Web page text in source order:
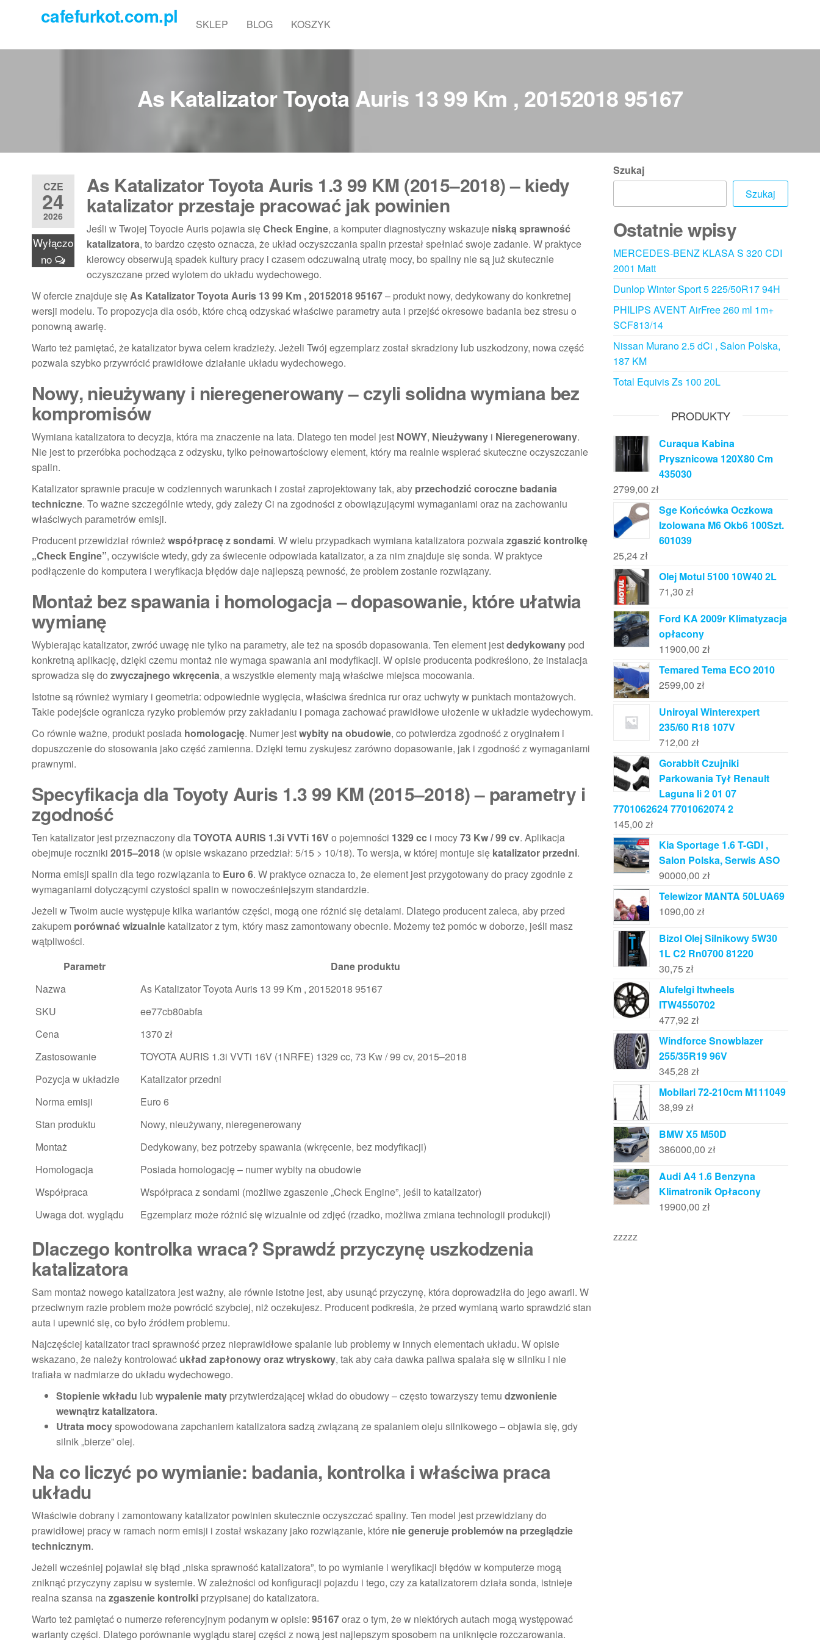
cafefurkot.com.pl SKLEP BLOG KOSZYK
As Katalizator Toyota Auris 13 99 Km , 20152018 95167
CZE
24
2026
Wyłączo
no
As Katalizator Toyota Auris 1.3 99 KM (2015–2018) – kiedy
katalizator przestaje pracować jak powinien
Jeśli w Twojej Toyocie Auris pojawia sięCheck Engine, a komputer diagnostyczny wskazuje niską sprawność
katalizatora, to bardzo często oznacza, że układ oczyszczania spalin przestał spełniać swoje zadanie. W praktyce
kierowcy obserwują spadek kultury pracy i czasem odczuwalną utratę mocy, bo spaliny nie są już skutecznie
oczyszczane przed wylotem do układu wydechowego.
W ofercie znajduje sięAs Katalizator Toyota Auris 13 99 Km , 20152018 95167– produkt nowy, dedykowany do konkretnej
wersji modelu. To propozycja dla osób, które chcą odzyskać właściwe parametry auta i przejść okresowe badania bez stresu o
ponowną awarię.
Warto też pamiętać, że katalizator bywa celem kradzieży. Jeżeli Twój egzemplarz został skradziony lub uszkodzony, nowa część
pozwala szybko przywrócić prawidłowe działanie układu wydechowego.
Nowy, nieużywany i nieregenerowany – czyli solidna wymiana bez
kompromisów
Wymiana katalizatora to decyzja, która ma znaczenie na lata. Dlatego ten model jest NOWY, Nieużywany i Nieregenerowany.
Nie jest to przeróbka pochodząca z odzysku, tylko pełnowartościowy element, który ma realnie wspierać skuteczne oczyszczanie
spalin.
Katalizator sprawnie pracuje w codziennych warunkach i został zaprojektowany tak, aby przechodzić coroczne badania
techniczne. To ważne szczególnie wtedy, gdy zależy Ci na zgodności z obowiązującymi wymaganiami oraz na zachowaniu
właściwych parametrów emisji.
Producent przewidział równieżwspółpracę z sondami. W wielu przypadkach wymiana katalizatora pozwalazgaszić kontrolkę
„Check Engine”, oczywiście wtedy, gdy za świecenie odpowiada katalizator, a za nim znajduje się sonda. W praktyce
podłączenie do komputera i weryfikacja błędów daje najlepszą pewność, że problem zostanie rozwiązany.
Montaż bez spawania i homologacja – dopasowanie, które ułatwia
wymianę
Wybierając katalizator, zwróć uwagę nie tylko na parametry, ale też na sposób dopasowania. Ten element jestdedykowany pod
konkretną aplikację, dzięki czemu montaż nie wymaga spawania ani modyfikacji. W opisie producenta podkreślono, że instalacja
sprowadza się do zwyczajnego wkręcenia, a wszystkie elementy mają właściwe miejsca mocowania.
Istotne są również wymiary i geometria: odpowiednie wygięcia, właściwa średnica rur oraz uchwyty w punktach montażowych.
Takie podejście ogranicza ryzyko problemów przy zakładaniu i pomaga zachować prawidłowe ułożenie w układzie wydechowym.
Co równie ważne, produkt posiada homologację. Numer jestwybity na obudowie, co potwierdza zgodność z oryginałem i
dopuszczenie do stosowania jako część zamienna. Dzięki temu zyskujesz zarówno dopasowanie, jak i zgodność z wymaganiami
prawnymi.
Specyfikacja dla Toyoty Auris 1.3 99 KM (2015–2018) – parametry i
zgodność
Ten katalizator jest przeznaczony dlaTOYOTA AURIS 1.3i VVTi 16Vo pojemności 1329 cc i mocy73 Kw / 99 cv. Aplikacja
obejmuje roczniki 2015–2018 (w opisie wskazano przedział: 5/15 > 10/18). To wersja, w której montuje się katalizator przedni.
Norma emisji spalin dla tego rozwiązania to Euro 6. W praktyce oznacza to, że element jest przygotowany do pracy zgodnie z
wymaganiami dotyczącymi czystości spalin w nowocześniejszym standardzie.
Jeżeli w Twoim aucie występuje kilka wariantów części, mogą one różnić się detalami. Dlatego producent zaleca, aby przed
zakupem porównać wizualnie katalizator z tym, który masz zamontowany obecnie. Możemy też pomóc w doborze, jeśli masz
wątpliwości.
Parametr
Dane produktu
Nazwa
As Katalizator Toyota Auris 13 99 Km , 20152018 95167
SKU
ee77cb80abfa
Cena
1370 zł
Zastosowanie
TOYOTA AURIS 1.3i VVTi 16V (1NRFE) 1329 cc, 73 Kw / 99 cv, 2015–2018
Pozycja w układzie
Katalizator przedni
Norma emisji
Euro 6
Stan produktu
Nowy, nieużywany, nieregenerowany
Montaż
Dedykowany, bez potrzeby spawania (wkręcenie, bez modyfikacji)
Homologacja
Posiada homologację – numer wybity na obudowie
Współpraca
Współpraca z sondami (możliwe zgaszenie „Check Engine”, jeśli to katalizator)
Uwaga dot. wyglądu
Egzemplarz może różnić się wizualnie od zdjęć (rzadko, możliwa zmiana technologii produkcji)
Dlaczego kontrolka wraca? Sprawdź przyczynę uszkodzenia
katalizatora
Sam montaż nowego katalizatora jest ważny, ale równie istotne jest, aby usunąć przyczynę, która doprowadziła do jego awarii. W
przeciwnym razie problem może powrócić szybciej, niż oczekujesz. Producent podkreśla, że przed wymianą warto sprawdzić stan
auta i upewnić się, co było źródłem problemu.
Najczęściej katalizator traci sprawność przez nieprawidłowe spalanie lub problemy w innych elementach układu. W opisie
wskazano, że należy kontrolować układ zapłonowy oraz wtryskowy, tak aby cała dawka paliwa spalała się w silniku i nie
trafiała w nadmiarze do układu wydechowego.
Stopienie wkładu lubwypalenie maty przytwierdzającej wkład do obudowy – często towarzyszy temu dzwonienie
wewnątrz katalizatora.
Utrata mocyspowodowana zapchaniem katalizatora sadzą związaną ze spalaniem oleju silnikowego – objawia się, gdy
silnik „bierze” olej.
Na co liczyć po wymianie: badania, kontrolka i właściwa praca
układu
Właściwie dobrany i zamontowany katalizator powinien skutecznie oczyszczać spaliny. Ten model jest przewidziany do
prawidłowej pracy w ramach norm emisji i został wskazany jako rozwiązanie, które nie generuje problemów na przeglądzie
technicznym.
Jeżeli wcześniej pojawiał się błąd „niska sprawność katalizatora”, to po wymianie i weryfikacji błędów w komputerze mogą
zniknąć przyczyny zapisu w systemie. W zależności od konfiguracji pojazdu i tego, czy za katalizatorem działa sonda, istnieje
realna szansa nazgaszenie kontrolki przypisanej do katalizatora.
Warto też pamiętać o numerze referencyjnym podanym w opisie: 95167oraz o tym, że w niektórych autach mogą występować
warianty części. Dlatego porównanie wyglądu starej części z nową jest najlepszym sposobem na uniknięcie rozczarowania.
Szukaj
Szukaj
Ostatnie wpisy
MERCEDES-BENZ KLASA S 320 CDI
2001 Matt
Dunlop Winter Sport 5 225/50R17 94H
PHILIPS AVENT AirFree 260 ml 1m+
SCF813/14
Nissan Murano 2.5 dCi , Salon Polska,
187 KM
Total Equivis Zs 100 20L
PRODUKTY
Curaqua Kabina
Prysznicowa 120X80 Cm
435030
2799,00 zł
Sge Końcówka Oczkowa
Izolowana M6 Okb6 100Szt.
601039
25,24zł
Olej Motul 5100 10W40 2L
71,30 zł
Ford KA 2009r Klimatyzacja
opłacony
11900,00 zł
Temared Tema ECO 2010
2599,00 zł
Uniroyal Winterexpert
235/60 R18 107V
712,00 zł
Gorabbit Czujniki
Parkowania Tył Renault
Laguna Ii 2 01 07
7701062624 7701062074 2
145,00 zł
Kia Sportage 1.6 T-GDI ,
Salon Polska, Serwis ASO
90000,00 zł
Telewizor MANTA 50LUA69
1090,00 zł
Bizol Olej Silnikowy 5W30
1L C2 Rn0700 81220
30,75 zł
Alufelgi Itwheels
ITW4550702
477,92 zł
Windforce Snowblazer
255/35R19 96V
345,28 zł
Mobilari 72-210cm M111049
38,99 zł
BMW X5 M50D
386000,00 zł
Audi A4 1.6 Benzyna
Klimatronik Opłacony
19900,00 zł
zzzzz